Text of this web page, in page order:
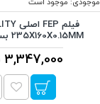
موجودی: موجود است
235X160X0.15MM بسته پنج تایی
3,347,000 تومان